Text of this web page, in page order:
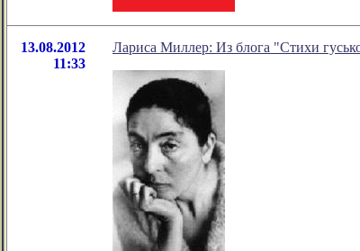
13.08.2012
11:33
Лариса Миллер: Из блога "Стихи